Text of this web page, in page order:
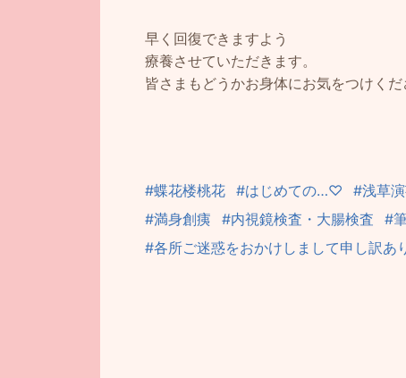
早く回復できますよう
療養させていただきます。
皆さまもどうかお身体にお気をつけくだ
#蝶花楼桃花 #はじめての…♡ #浅草
#満身創痍
#内視鏡検査・大腸検査 #
#各所ご迷惑をおかけしまして申し訳あ